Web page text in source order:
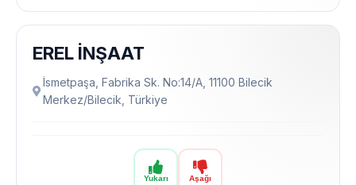
Yukarı Aşağı
EREL İNŞAAT
İsmetpaşa, Fabrika Sk. No:14/A, 11100 Bilecik
Merkez/Bilecik, Türkiye